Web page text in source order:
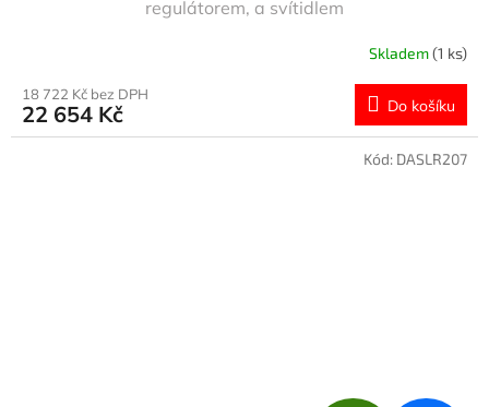
regulátorem, a svítidlem
Skladem(1 ks)
18 722 Kč bez DPH
22 654 Kč Do košíku
Kód: DASLR207